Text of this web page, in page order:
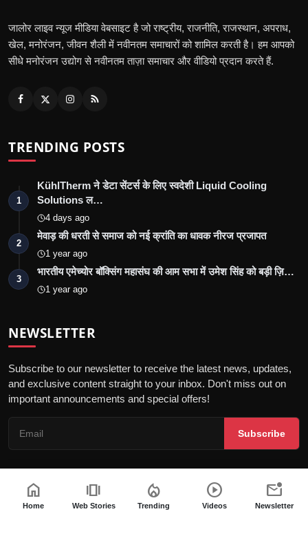
जालोर लाइव न्यूज मीडिया वेबसाइट है जो राष्ट्रीय, राजनीति, राजस्थान, अपराध,
खेल, मनोरंजन, जीवन शैली में नवीनतम समाचारों को शामिल करती है। हम आपको
सीधे मनोरंजन उद्योग से नवीनतम ताज़ा समाचार और वीडियो प्रदान करते हैं.
TRENDING POSTS
1
KühlTherm ने डेटा सेंटर्स के लिए स्वदेशी Liquid Cooling
Solutions ल…
4 days ago
2
मेवाड़ की धरती से समाज को नई क्रांति का धावक नीरज प्रजापत
1 year ago
3
भारतीय एमेच्योर बॉक्सिंग महासंघ की आम सभा में उमेश सिंह को बड़ी ज़ि…
1 year ago
NEWSLETTER
Subscribe to our newsletter to receive the latest news, updates,
and exclusive content straight to your inbox. Don't miss out on
important announcements and special offers!
Subscribe
© 2026 Jalore Live - All Rights Reserved.
home
Home
amp_stories
Web Stories
local_fire_department
Trending
play_circle
Videos
mark_email_unread
Newsletter